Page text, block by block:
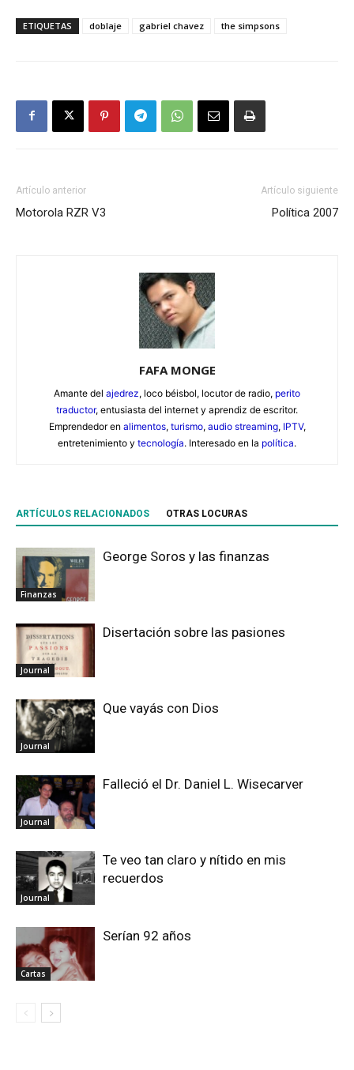
ETIQUETAS doblaje gabriel chavez the simpsons
Artículo anterior
Motorola RZR V3
Artículo siguiente
Política 2007
FAFA MONGE
Amante del ajedrez, loco béisbol, locutor de radio, perito
traductor, entusiasta del internet y aprendiz de escritor.
Emprendedor en alimentos, turismo, audio streaming, IPTV,
entretenimiento y tecnología. Interesado en la política.
ARTÍCULOS RELACIONADOS OTRAS LOCURAS
Finanzas
George Soros y las finanzas
Journal
Disertación sobre las pasiones
Journal
Que vayás con Dios
Journal
Falleció el Dr. Daniel L. Wisecarver
Journal
Te veo tan claro y nítido en mis
recuerdos
Cartas
Serían 92 años